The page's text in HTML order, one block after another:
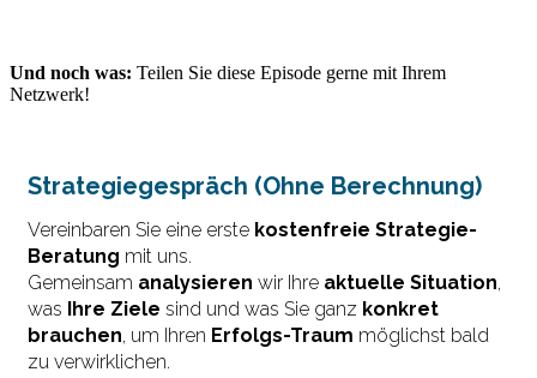
Und noch was: Teilen Sie diese Episode gerne mit Ihrem
Netzwerk!